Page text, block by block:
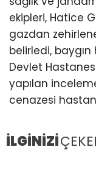
ekipleri, Hatice
gazdan
belirledi,
Devlet
yapılan
cenazesi
İLGİNİZİ